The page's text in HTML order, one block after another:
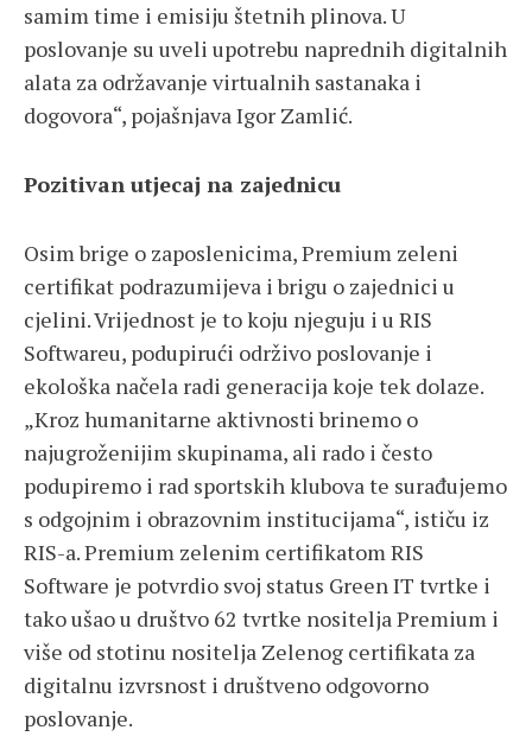
samim time i emisiju štetnih plinova. U
poslovanje su uveli upotrebu naprednih digitalnih
alata za održavanje virtualnih sastanaka i
dogovora“, pojašnjava Igor Zamlić.
Pozitivan utjecaj na zajednicu
Osim brige o zaposlenicima, Premium zeleni
certifikat podrazumijeva i brigu o zajednici u
cjelini. Vrijednost je to koju njeguju i u RIS
Softwareu, podupirući održivo poslovanje i
ekološka načela radi generacija koje tek dolaze.
„Kroz humanitarne aktivnosti brinemo o
najugroženijim skupinama, ali rado i često
podupiremo i rad sportskih klubova te surađujemo
s odgojnim i obrazovnim institucijama“, ističu iz
RIS-a. Premium zelenim certifikatom RIS
Software je potvrdio svoj status Green IT tvrtke i
tako ušao u društvo 62 tvrtke nositelja Premium i
više od stotinu nositelja Zelenog certifikata za
digitalnu izvrsnost i društveno odgovorno
poslovanje.